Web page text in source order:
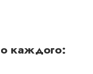
каждого: